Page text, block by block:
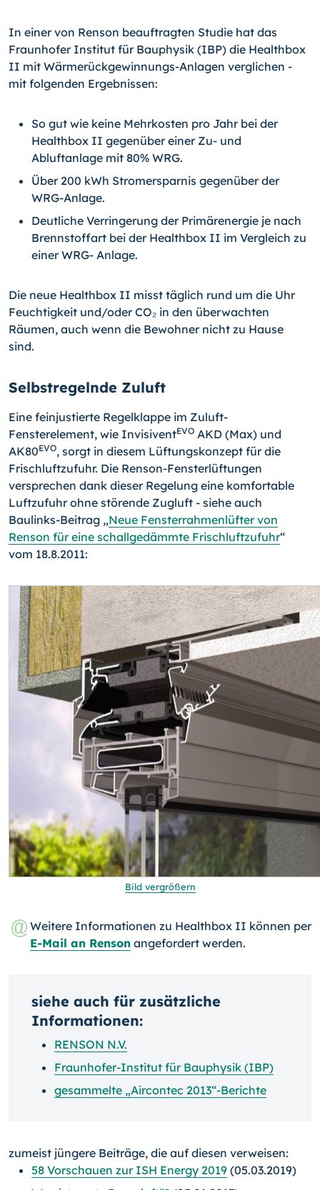
In einer von Renson beauftragten Studie hat das
Fraunhofer Institut für Bauphysik (IBP) die Healthbox
II mit Wärmerück­gewinnungs-Anlagen verglichen -
mit folgenden Ergebnissen:
So gut wie keine Mehrkosten pro Jahr bei der
Healthbox II gegenüber einer Zu- und
Abluftanlage mit 80% WRG.
Über 200 kWh Stromersparnis gegenüber der
WRG-Anlage.
Deutliche Verringerung der Primärenergie je nach
Brennstoffart bei der Healthbox II im Vergleich zu
einer WRG- Anlage.
Die neue Healthbox II misst täglich rund um die Uhr
Feuchtigkeit und/oder CO₂ in den überwachten
Räumen, auch wenn die Bewohner nicht zu Hause
sind.
Selbstregelnde Zuluft
Eine feinjustierte Regelklappe im Zuluft-
Fensterelement, wie InvisiventEVO AKD (Max) und
AK80EVO, sorgt in diesem Lüftungskonzept für die
Frischluftzufuhr. Die Renson-Fensterlüftungen
versprechen dank dieser Regelung eine komfortable
Luftzufuhr ohne störende Zugluft - siehe auch
Baulinks-Beitrag „Neue Fensterrahmenlüfter von
Renson für eine schallgedämmte Frischluftzufuhr“
vom 18.8.2011:
Bild vergrößern
Weitere Informationen zu Healthbox II können per
E-Mail an Renson angefordert werden.
siehe auch für zusätzliche
Informationen:
RENSON N.V.
Fraunhofer-Institut für Bauphysik (IBP)
gesammelte „Aircontec 2013“-Berichte
zumeist jüngere Beiträge, die auf diesen verweisen:
58 Vorschauen zur ISH Energy 2019 (05.03.2019)